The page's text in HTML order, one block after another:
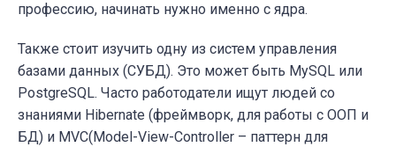
профессию, начинать нужно именно с ядра.
Также стоит изучить одну из систем управления
базами данных (СУБД). Это может быть MySQL или
PostgreSQL. Часто работодатели ищут людей со
знаниями Hibernate (фреймворк, для работы с ООП и
БД) и MVC(Model-View-Controller – паттерн для